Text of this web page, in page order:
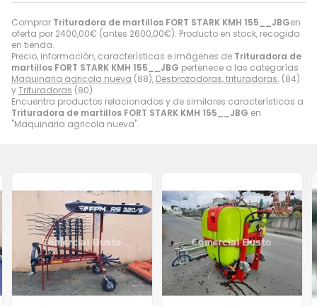
Comprar Trituradora de martillos FORT STARK KMH 155__JBGen
oferta por 2400,00€ (antes 2600,00€). Producto en stock, recogida
en tienda.
Precio, información, características e imágenes de Trituradora de
martillos FORT STARK KMH 155__JBG pertenece a las categorías
Maquinaria agricola nueva (88), Desbrozadoras, trituradoras. (84)
yTrituradoras (80).
Encuentra productos relacionados y de similares características a
Trituradora de martillos FORT STARK KMH 155__JBG en
"Maquinaria agricola nueva".